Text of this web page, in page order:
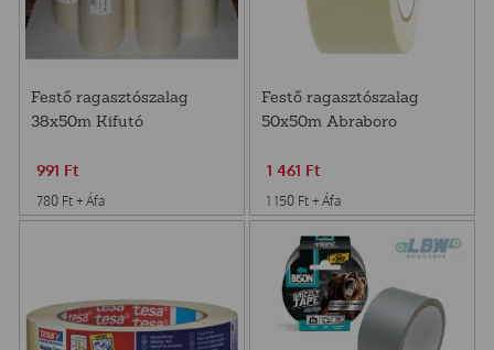
Festő ragasztószalag
38x50m Kifutó
991 Ft
780 Ft + Áfa
Festő ragasztószalag
50x50m Abraboro
1 461 Ft
1 150 Ft + Áfa